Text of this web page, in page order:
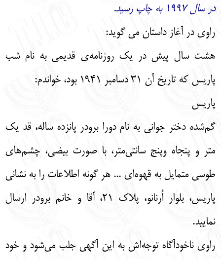
در سال ۱۹۹۷ به چاپ رسید.
راوی در آغاز داستان می گوید:
هشت سال پیش در یک روزنامه‌ی قدیمی به نام شب
پاریس که تاریخ آن 31 دسامبر 1941 بود، خواندم:
پاریس
گم‌شده دختر جوانی به نام دورا برودر پانزده ساله، قد یک
متر و پنجاه وپنج سانتی‌متر، با صورت بیضی، چشم‌های
طوسی متمایل به قهوه‌ای ... هر گونه اطلاعات را به نشانی
پاریس، بلوار اُرنانو، پلاک 21، آقا و خانم برودر ارسال
نمایید.
راوی ناخودآگاه توجه‌اش به این آگهی جلب می‌شود و خود